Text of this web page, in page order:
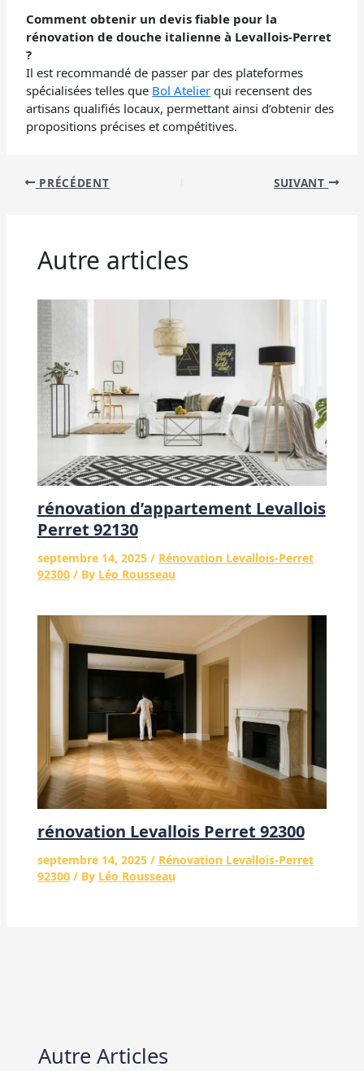
Comment obtenir un devis fiable pour la
rénovation de douche italienne à Levallois-Perret
?
Il est recommandé de passer par des plateformes
spécialisées telles que Bol Atelier qui recensent des
artisans qualifiés locaux, permettant ainsi d’obtenir des
propositions précises et compétitives.
PRÉCÉDENT SUIVANT
Autre articles
rénovation d’appartement Levallois
Perret 92130
septembre 14, 2025 / Rénovation Levallois-Perret
92300/ By Léo Rousseau
rénovation Levallois Perret 92300
septembre 14, 2025 / Rénovation Levallois-Perret
92300/ By Léo Rousseau
Autre Articles